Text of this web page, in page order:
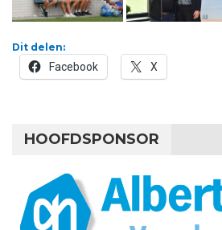
Dit delen:
Facebook X
HOOFDSPONSOR